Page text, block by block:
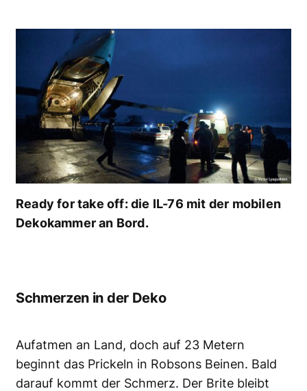
Ready for take off: die IL-76 mit der mobilen
Dekokammer an Bord.
Schmerzen in der Deko
Aufatmen an Land, doch auf 23 Metern
beginnt das Prickeln in Robsons Beinen. Bald
darauf kommt der Schmerz. Der Brite bleibt